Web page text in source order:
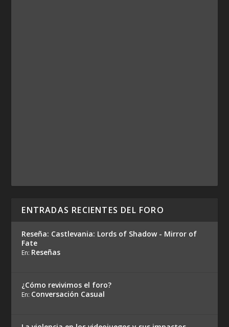
ENTRADAS RECIENTES DEL FORO
Reseña: Castlevania: Lords of Shadow - Mirror of
Fate
En: Reseñas
¿Cómo revivimos el foro?
En: Conversación Casual